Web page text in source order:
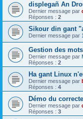
displegañ An
Dernier message par
Réponses : 2
Sikour din gant
Dernier message par
Gestion des
Dernier message par
Réponses : 2
Ha gant Linux
Dernier message par
Réponses : 4
Démo du
Dernier message par
Réponses : 3